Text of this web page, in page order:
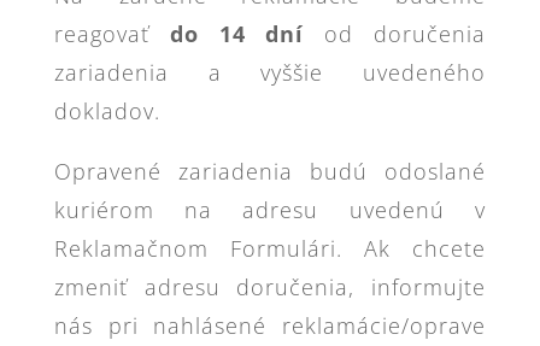
reagovať do 14 dní od doručenia
zariadenia a vyššie uvedeného
dokladov.
Opravené zariadenia budú odoslané
kuriérom na adresu uvedenú v
Reklamačnom Formulári. Ak chcete
zmeniť adresu doručenia, informujte
nás pri nahlásené reklamácie/oprave